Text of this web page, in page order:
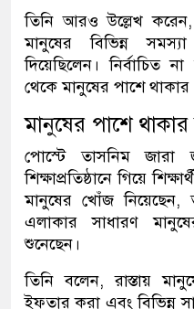
তিনি আরও উল্লেখ করেন,
মানুষের বিভিন্ন
দিয়েছিলেন। নির্বাচিত
থেকে মানুষের পাশে থাকার
মানুষের পাশে
পোস্টে তাসনিম জারা
শিক্ষাপ্রতিষ্ঠানে গিয়ে
মানুষের খোঁজ নিয়েছেন,
এলাকার সাধারণ
শুনেছেন।
তিনি বলেন, রাস্তায়
ইফতার করা এবং বিভিন্ন